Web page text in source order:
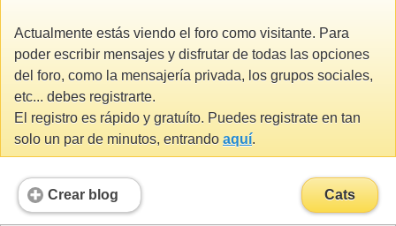
Actualmente estás viendo el foro como visitante. Para
poder escribir mensajes y disfrutar de todas las opciones
del foro, como la mensajería privada, los grupos sociales,
etc... debes registrarte.
El registro es rápido y gratuíto. Puedes registrate en tan
solo un par de minutos, entrando aquí.
Crear blog Cats